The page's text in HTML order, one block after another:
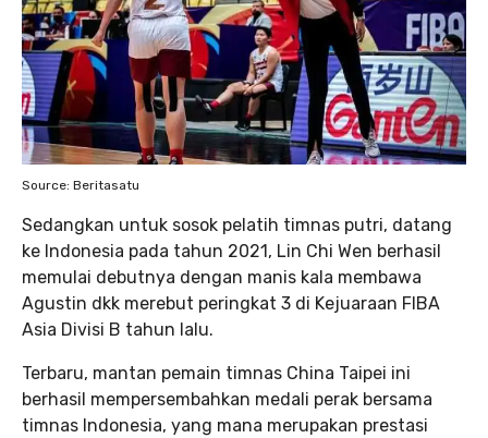
Source: Beritasatu
Sedangkan untuk sosok pelatih timnas putri, datang
ke Indonesia pada tahun 2021, Lin Chi Wen berhasil
memulai debutnya dengan manis kala membawa
Agustin dkk merebut peringkat 3 di Kejuaraan FIBA
Asia Divisi B tahun lalu.
Terbaru, mantan pemain timnas China Taipei ini
berhasil mempersembahkan medali perak bersama
timnas Indonesia, yang mana merupakan prestasi